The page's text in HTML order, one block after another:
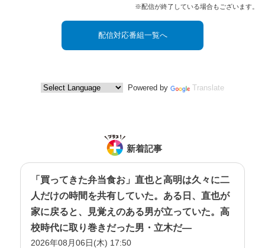
※配信が終了している場合もございます。
配信対応番組一覧へ
Powered by Translate
新着記事
「買ってきた弁当食お」直也と高明は久々に二
人だけの時間を共有していた。ある日、直也が
家に戻ると、見覚えのある男が立っていた。高
校時代に取り巻きだった男・立木だ―
2026年08月06日(木) 17:50